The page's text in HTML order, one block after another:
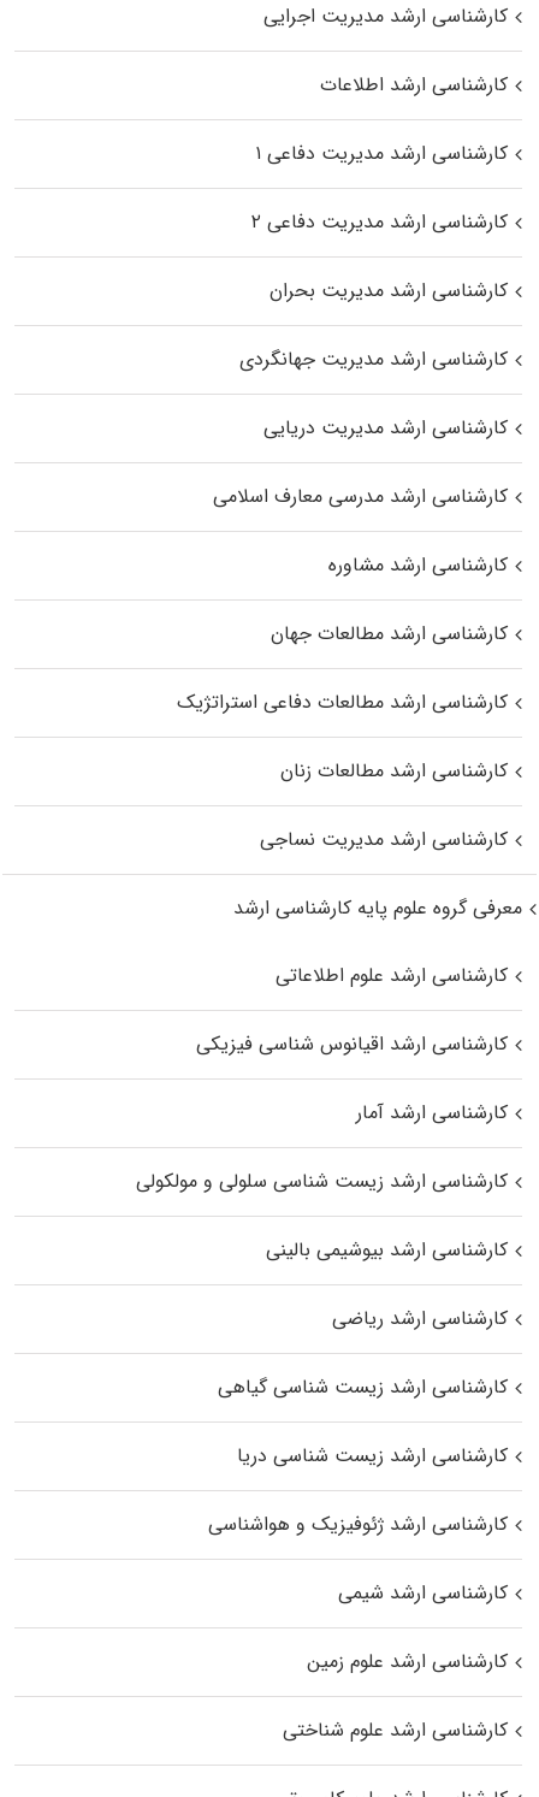
کارشناسی ارشد مدیریت اجرایی
کارشناسی ارشد اطلاعات
کارشناسی ارشد مدیریت دفاعی ۱
کارشناسی ارشد مدیریت دفاعی ۲
کارشناسی ارشد مدیریت بحران
کارشناسی ارشد مدیریت جهانگردی
کارشناسی ارشد مدیریت دریایی
کارشناسی ارشد مدرسی معارف اسلامی
کارشناسی ارشد مشاوره
کارشناسی ارشد مطالعات جهان
کارشناسی ارشد مطالعات دفاعی استراتژیک
کارشناسی ارشد مطالعات زنان
کارشناسی ارشد مدیریت نساجی
معرفی گروه علوم پایه کارشناسی ارشد
کارشناسی ارشد علوم اطلاعاتی
کارشناسی ارشد اقیانوس‌ شناسی فیزیکی
کارشناسی ارشد آمار
کارشناسی ارشد زیست شناسی سلولی و مولکولی
کارشناسی ارشد بیوشیمی بالینی
کارشناسی ارشد ریاضی
کارشناسی ارشد زیست‌ شناسی گیاهی
کارشناسی ارشد زیست‌ شناسی دریا
کارشناسی ارشد ژئوفیزیک و هواشناسی
کارشناسی ارشد شیمی
کارشناسی ارشد علوم زمین
کارشناسی ارشد علوم شناختی